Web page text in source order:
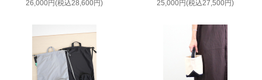
26,000円(税込28,600円) 25,000円(税込27,500円)